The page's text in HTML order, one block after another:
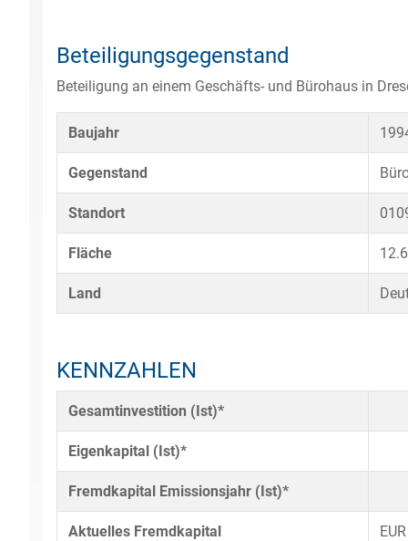
Beteiligungsgegenstand
Beteiligung an einem Geschäfts- und Bürohaus in
Baujahr
Gegenstand
Standort
Fläche
Land
KENNZAHLEN
Gesamtinvestition (Ist)*
Eigenkapital (Ist)*
Fremdkapital Emissionsjahr (Ist)*
Aktuelles Fremdkapital